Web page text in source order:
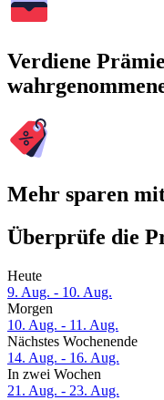
Verdiene
Mehr sparen
Überprüfe die
Heute
9. Aug. - 10. Aug.
Morgen
10. Aug. - 11. Aug.
Nächstes Wochenende
14. Aug. - 16. Aug.
In zwei Wochen
21. Aug. - 23. Aug.